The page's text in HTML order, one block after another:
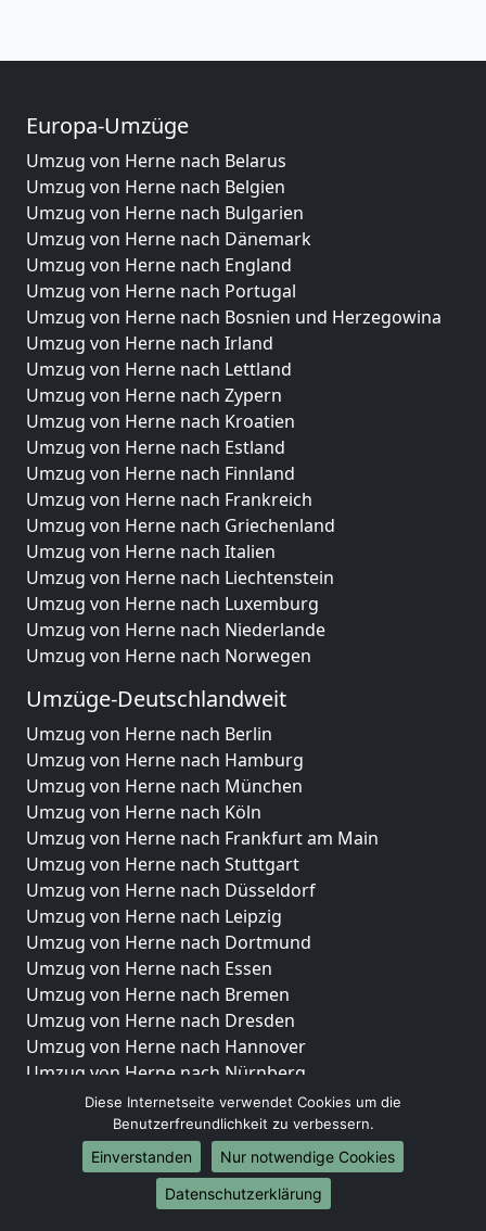
Europa-Umzüge
Umzug von Herne nach Belarus
Umzug von Herne nach Belgien
Umzug von Herne nach Bulgarien
Umzug von Herne nach Dänemark
Umzug von Herne nach England
Umzug von Herne nach Portugal
Umzug von Herne nach Bosnien und Herzegowina
Umzug von Herne nach Irland
Umzug von Herne nach Lettland
Umzug von Herne nach Zypern
Umzug von Herne nach Kroatien
Umzug von Herne nach Estland
Umzug von Herne nach Finnland
Umzug von Herne nach Frankreich
Umzug von Herne nach Griechenland
Umzug von Herne nach Italien
Umzug von Herne nach Liechtenstein
Umzug von Herne nach Luxemburg
Umzug von Herne nach Niederlande
Umzug von Herne nach Norwegen
Umzüge-Deutschlandweit
Umzug von Herne nach Berlin
Umzug von Herne nach Hamburg
Umzug von Herne nach München
Umzug von Herne nach Köln
Umzug von Herne nach Frankfurt am Main
Umzug von Herne nach Stuttgart
Umzug von Herne nach Düsseldorf
Umzug von Herne nach Leipzig
Umzug von Herne nach Dortmund
Umzug von Herne nach Essen
Umzug von Herne nach Bremen
Umzug von Herne nach Dresden
Umzug von Herne nach Hannover
Umzug von Herne nach Nürnberg
Umzug von Herne nach Duisburg
Umzug von Herne nach Bochum
Umzug von Herne nach Wuppertal
Umzug von Herne nach Bielefeld
Umzug von Herne nach Bonn
Diese Internetseite verwendet Cookies um die
Benutzerfreundlichkeit zu verbessern.
Einverstanden
Nur notwendige Cookies
Datenschutzerklärung